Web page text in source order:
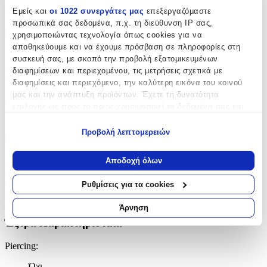
Εμείς και οι 1022 συνεργάτες μας επεξεργαζόμαστε
προσωπικά σας δεδομένα, π.χ. τη διεύθυνση IP σας,
χρησιμοποιώντας τεχνολογία όπως cookies για να
αποθηκεύουμε και να έχουμε πρόσβαση σε πληροφορίες στη
συσκευή σας, με σκοπό την προβολή εξατομικευμένων
διαφημίσεων και περιεχομένου, τις μετρήσεις σχετικά με
διαφημίσεις και περιεχόμενο, την καλύτερη εικόνα του κοινού
μας και την ανάπτυξη προϊόντων. Έχετε τη δυνατότητα
Να συλλέξουμε πληροφορίες σχετικά με τη γεωγραφική
σας τοποθεσία, οι οποίες μπορεί να είναι ακριβείς σε
απόσταση μερικών μέτρων
Να αναγνωρίσουμε τη συσκευή σας σαρώνοντας ενεργά
για συγκεκριμένα χαρακτηριστικά (δακτυλικό αποτύπωμα)
Μάθετε περισσότερα σχετικά με τον τρόπο επεξεργασίας των
προσωπικών σας δεδομένων και καθορίστε τις προτιμήσεις σας
στην
ανακαλέσετε τη συγκατάθεσή σας ανά πάσα στιγμή από τη
Δήλωση Cookies.
Προβολή λεπτομερειών
Αποδοχή όλων
Ρυθμίσεις για τα cookies
Άρνηση
Χαρακτηριστικά
Κατασκευαστής:
Esprit
Βασικά Χαρακτηριστικά
Χρώμα Υλικού:
Σετ
Όχι
Έξτρα Χαρακτηριστικά
Piercing: